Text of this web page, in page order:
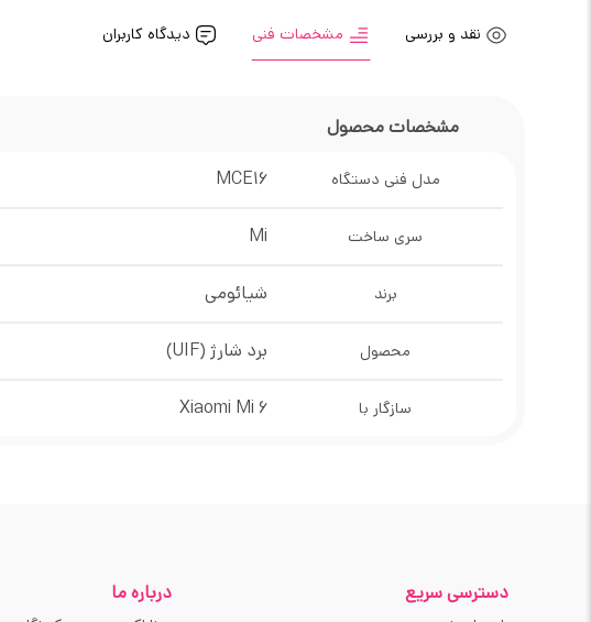
نقد و بررسی مشخصات فنی دیدگاه کاربران
مشخصات محصول
مدل فنی دستگاه MCE16
سری ساخت Mi
برند شیائومی
محصول برد شارژ (UIF)
سازگار با Xiaomi Mi 6
دسترسی سریع درباره ما